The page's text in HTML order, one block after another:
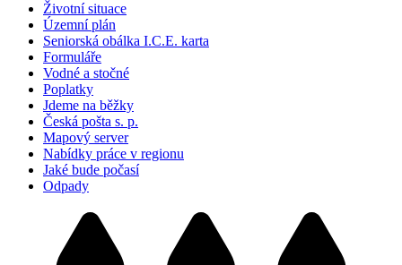
Životní situace
Územní plán
Seniorská obálka I.C.E. karta
Formuláře
Vodné a stočné
Poplatky
Jdeme na běžky
Česká pošta s. p.
Mapový server
Nabídky práce v regionu
Jaké bude počasí
Odpady